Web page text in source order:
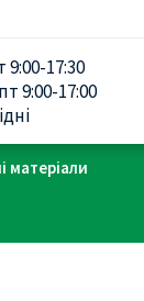
17:30
9:00-17:00
матеріали